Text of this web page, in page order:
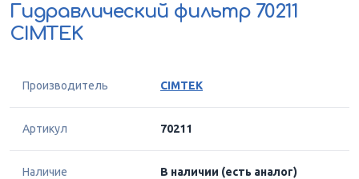
Гидравлический фильтр 70211
CIMTEK
Производитель CIMTEK
Артикул 70211
Наличие В наличии (есть аналог)